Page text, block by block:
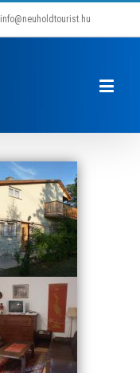
info@neuholdtourist.hu